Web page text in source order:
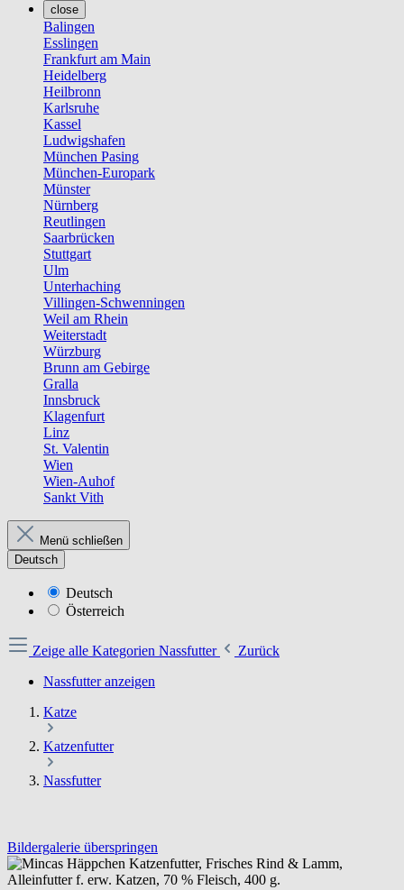
close
Balingen
Esslingen
Frankfurt am Main
Heidelberg
Heilbronn
Karlsruhe
Kassel
Ludwigshafen
München Pasing
München-Europark
Münster
Nürnberg
Reutlingen
Saarbrücken
Stuttgart
Ulm
Unterhaching
Villingen-Schwenningen
Weil am Rhein
Weiterstadt
Würzburg
Brunn am Gebirge
Gralla
Innsbruck
Klagenfurt
Linz
St. Valentin
Wien
Wien-Auhof
Sankt Vith
Menü schließen
Deutsch
Deutsch
Österreich
Zeige alle Kategorien Nassfutter
Zurück
Nassfutter anzeigen
Katze
Katzenfutter
Nassfutter
Bildergalerie überspringen